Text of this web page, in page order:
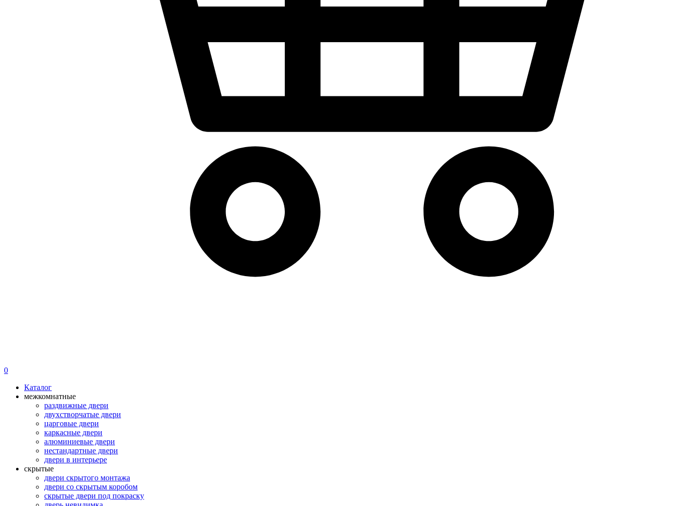
0
Каталог
межкомнатные
раздвижные двери
двухстворчатые двери
царговые двери
каркасные двери
алюминиевые двери
нестандартные двери
двери в интерьере
скрытые
двери скрытого монтажа
двери со скрытым коробом
скрытые двери под покраску